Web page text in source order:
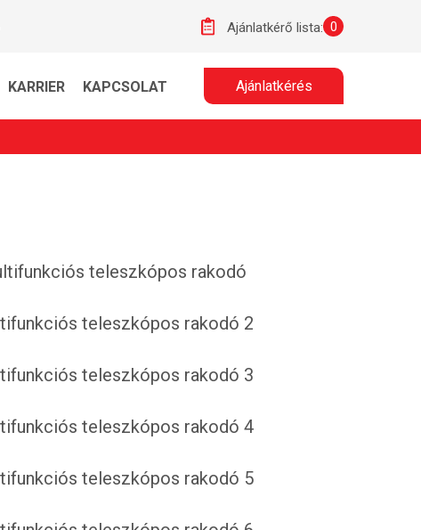
Ajánlatkérő lista: 0
KARRIER KAPCSOLAT Ajánlatkérés